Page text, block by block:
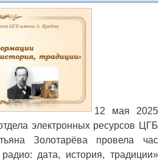
12 мая 2025
электронных ресурсов ЦГБ
Золотарёва провела час
дата, история, традиции»